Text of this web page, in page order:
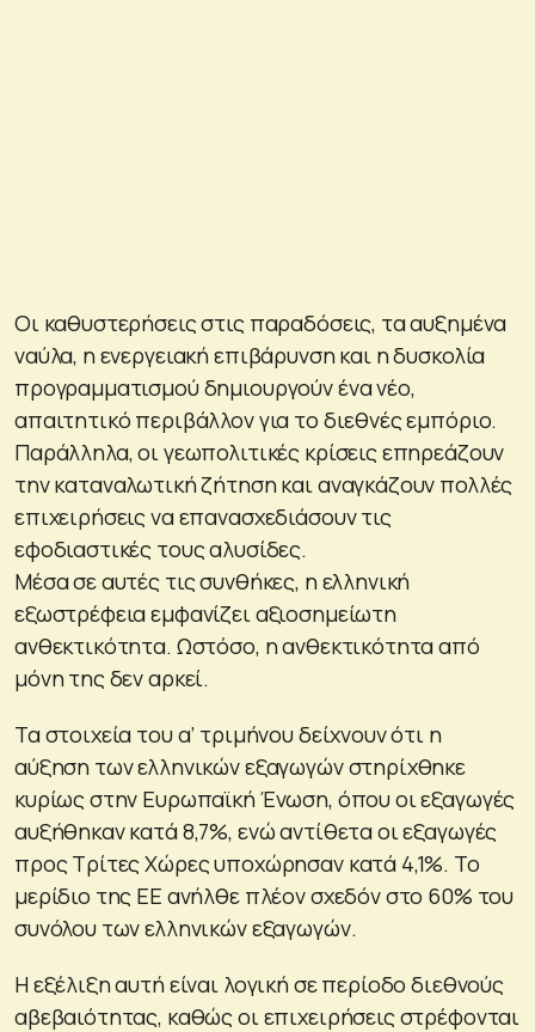
Οι καθυστερήσεις στις παραδόσεις, τα αυξημένα
ναύλα, η ενεργειακή επιβάρυνση και η δυσκολία
προγραμματισμού δημιουργούν ένα νέο,
απαιτητικό περιβάλλον για το διεθνές εμπόριο.
Παράλληλα, οι γεωπολιτικές κρίσεις επηρεάζουν
την καταναλωτική ζήτηση και αναγκάζουν πολλές
επιχειρήσεις να επανασχεδιάσουν τις
εφοδιαστικές τους αλυσίδες.
Μέσα σε αυτές τις συνθήκες, η ελληνική
εξωστρέφεια εμφανίζει αξιοσημείωτη
ανθεκτικότητα. Ωστόσο, η ανθεκτικότητα από
μόνη της δεν αρκεί.
Τα στοιχεία του α’ τριμήνου δείχνουν ότι η
αύξηση των ελληνικών εξαγωγών στηρίχθηκε
κυρίως στην Ευρωπαϊκή Ένωση, όπου οι εξαγωγές
αυξήθηκαν κατά 8,7%, ενώ αντίθετα οι εξαγωγές
προς Τρίτες Χώρες υποχώρησαν κατά 4,1%. Το
μερίδιο της ΕΕ ανήλθε πλέον σχεδόν στο 60% του
συνόλου των ελληνικών εξαγωγών.
Η εξέλιξη αυτή είναι λογική σε περίοδο διεθνούς
αβεβαιότητας, καθώς οι επιχειρήσεις στρέφονται